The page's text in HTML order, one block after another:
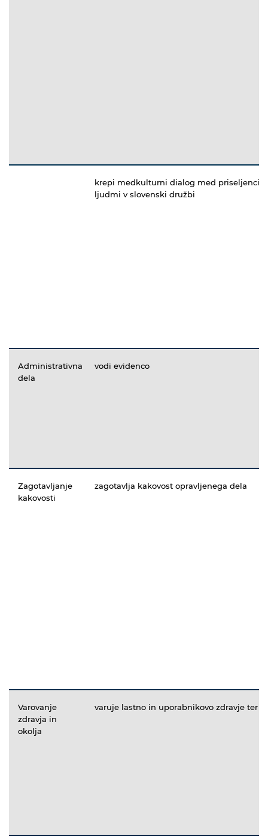
krepi medkulturni dialog med priseljenci
ljudmi v slovenski družbi
Administrativna
dela
vodi evidenco
Zagotavljanje
kakovosti
zagotavlja kakovost opravljenega dela
Varovanje
zdravja in
okolja
varuje lastno in uporabnikovo zdravje ter